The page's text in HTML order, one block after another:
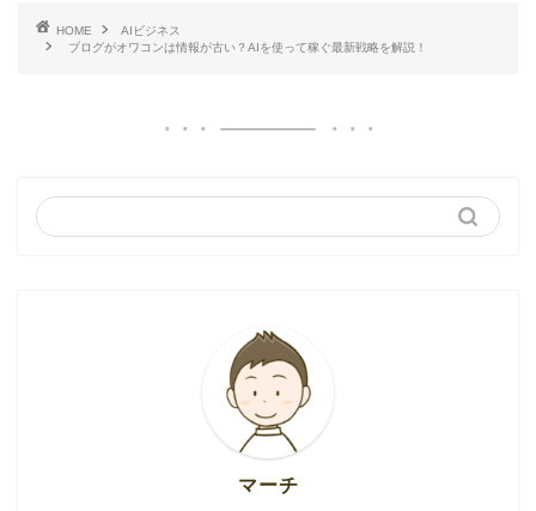
HOME
AIビジネス
ブログがオワコンは情報が古い？AIを使って稼ぐ最新戦略を解説！
マーチ